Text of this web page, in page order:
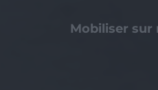
Mobiliser sur